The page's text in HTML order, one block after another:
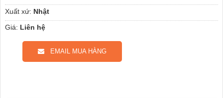
Xuất xứ: Nhật
Giá: Liên hệ
EMAIL MUA HÀNG